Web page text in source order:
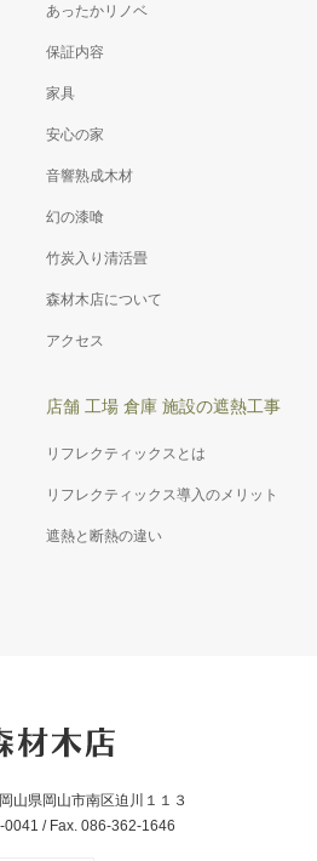
あったかリノベ
保証内容
家具
安心の家
音響熟成木材
幻の漆喰
竹炭入り清活畳
森材木店について
アクセス
店舗 工場 倉庫 施設の遮熱工事
リフレクティックスとは
リフレクティックス導入のメリット
遮熱と断熱の違い
県岡山市南区迫川１１３
0041 / Fax. 086-362-1646